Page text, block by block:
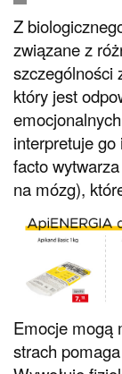
Z
związane z
szczególności
który jest
interpretuje
facto
na mózg),
Emocje mogą
strach